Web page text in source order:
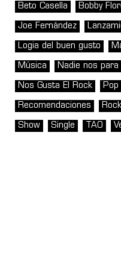
Beto Casella Bobby
Joe Fernández
Logia del buen gusto
Música Nadie nos para
Nos Gusta El Rock Pop
Recomendaciones Rock
Show Single TAO